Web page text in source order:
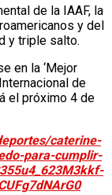
de la IAAF, la
y del
y triple salto.
en la ‘Mejor
de
el próximo 4 de
caterine-
para-cumplir-